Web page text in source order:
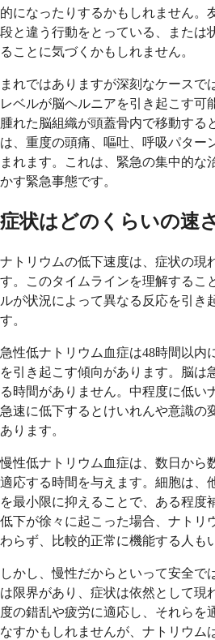
的になったりするかもしれません。
段と違う行動をとっている、または
ることに気づくかもしれません。
まれではありますが深刻なケースで
レベルが脳ヘルニアを引き起こす可
腫れた脳組織が頭蓋骨内で移動する
は、重度の頭痛、嘔吐、呼吸パター
まれます。これは、緊急の集中的な
かす緊急事態です。
症状はどのくらいの速
ナトリウムの低下速度は、症状の現
す。このタイムラインを理解するこ
ルが状況によって異なる反応を引き
す。
急性低ナトリウム血症は48時間以内
を引き起こす傾向があります。脳は
る時間がありません。中程度に低い
急速に低下するとけいれんや意識の
あります。
慢性低ナトリウム血症は、数日から
適応する時間を与えます。細胞は、
を最小限に抑えることで、ある程度
低下が徐々に起こった場合、ナトリ
わらず、比較的正常に機能する人も
しかし、慢性だからといって安全で
は限界があり、症状は依然として現
度の錯乱や疲労に適応し、それらを
なすかもしれませんが、ナトリウム